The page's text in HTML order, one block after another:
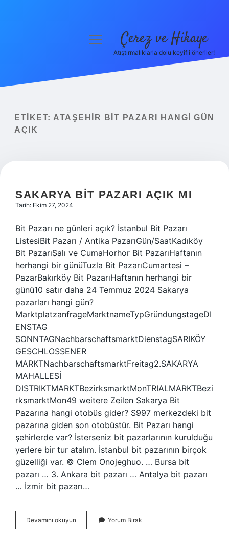
Yasal Uyarı
menüyü Çerez ve Hikaye
Atıştırmalıklarla dolu keyifli öneriler!
ETIKET: ATAŞEHIR BIT PAZARI HANGI GÜN
AÇIK
SAKARYA BIT PAZARI AÇIK MI
Tarih: Ekim 27, 2024
Bit Pazarı ne günleri açık? İstanbul Bit Pazarı
ListesiBit Pazarı / Antika PazarıGün/SaatKadıköy
Bit PazarıSalı ve CumaHorhor Bit PazarıHaftanın
herhangi bir günüTuzla Bit PazarıCumartesi –
PazarBakırköy Bit PazarıHaftanın herhangi bir
günü10 satır daha 24 Temmuz 2024 Sakarya
pazarları hangi gün?
MarktplatzanfrageMarktnameTypGründungstageDI
ENSTAG
SONNTAGNachbarschaftsmarktDienstagSARIKÖY
GESCHLOSSENER
MARKTNachbarschaftsmarktFreitag2.SAKARYA
MAHALLESİ
DISTRIKTMARKTBezirksmarktMonTRIALMARKTBezi
rksmarktMon49 weitere Zeilen Sakarya Bit
Pazarına hangi otobüs gider? S997 merkezdeki bit
pazarına giden son otobüstür. Bit Pazarı hangi
şehirlerde var? İsterseniz bit pazarlarının kurulduğu
yerlere bir tur atalım. İstanbul bit pazarının birçok
güzelliği var. © Clem Onojeghuo. … Bursa bit
pazarı … 3. Ankara bit pazarı … Antalya bit pazarı
… İzmir bit pazarı…
Devamını okuyun Sakarya
Bit
Yorum Bırak